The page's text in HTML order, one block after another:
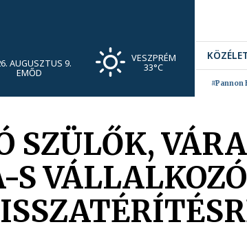
AUGUSZTUS 9.
EMŐD
VESZPRÉM
33°C
KÖZÉLET
#Pannon
SZÜLŐK,
S